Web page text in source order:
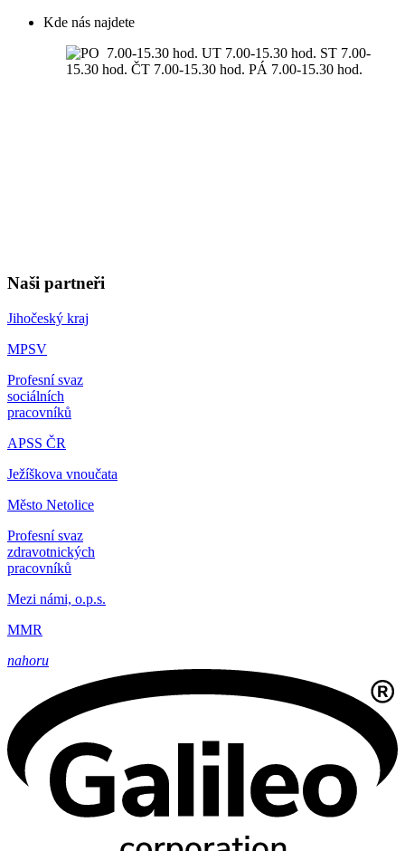
Kde nás najdete
Naši partneři
Jihočeský kraj
MPSV
Profesní svaz
sociálních
pracovníků
APSS ČR
Ježíškova vnoučata
Město Netolice
Profesní svaz
zdravotnických
pracovníků
Mezi námi, o.p.s.
MMR
nahoru